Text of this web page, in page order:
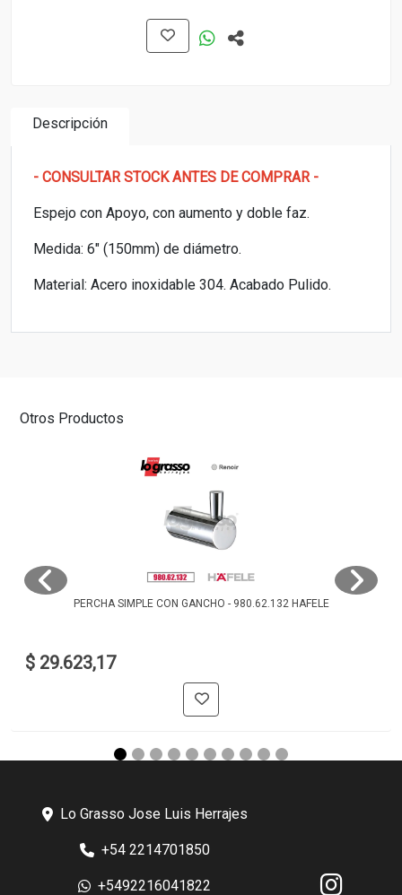
Descripción
- CONSULTAR STOCK ANTES DE COMPRAR -
Espejo con Apoyo, con aumento y doble faz.
Medida: 6" (150mm) de diámetro.
Material: Acero inoxidable 304. Acabado Pulido.
Otros Productos
PERCHA SIMPLE CON GANCHO - 980.62.132 HAFELE
$ 29.623,17
Lo Grasso Jose Luis Herrajes
+54 2214701850
+5492216041822